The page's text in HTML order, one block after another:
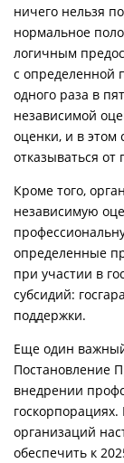
ничего нельзя
нормальное
логичным
с определенной
одного раза в
независимой
оценки, и в этом
отказываться
Кроме того,
независимую
определенные
при участии в
субсидий:
поддержки.
Еще один
Постановление
внедрении
организаций
обеспечить к